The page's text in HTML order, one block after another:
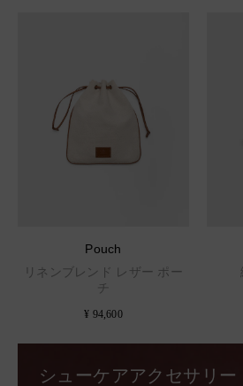
Pouch
リネンブレンド レザー ポー
チ
¥ 94,600
シューケアアクセサリー